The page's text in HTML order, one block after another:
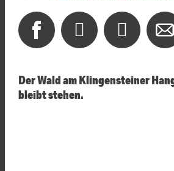
Der Wald am Klingensteiner
bleibt stehen.